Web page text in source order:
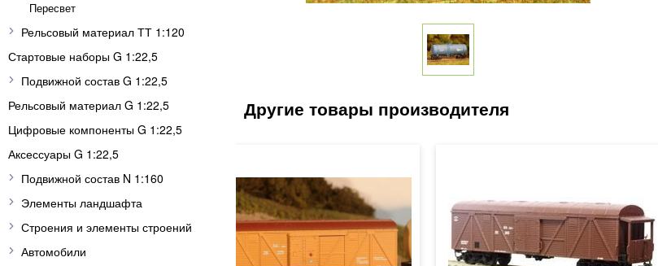
Пересвет
Рельсовый материал ТТ 1:120
Стартовые наборы G 1:22,5
Подвижной состав G 1:22,5
Рельсовый материал G 1:22,5
Цифровые компоненты G 1:22,5
Аксессуары G 1:22,5
Подвижной состав N 1:160
Элементы ландшафта
Строения и элементы строений
Автомобили